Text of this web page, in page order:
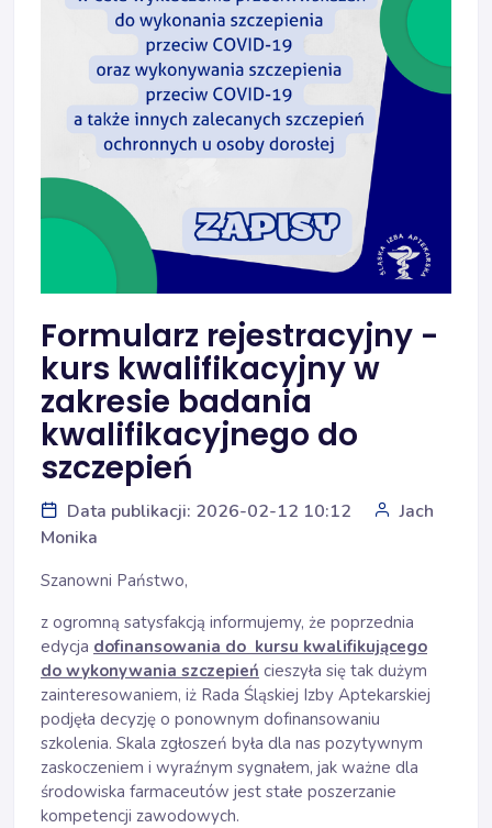
Formularz rejestracyjny -
kurs kwalifikacyjny w
zakresie badania
kwalifikacyjnego do
szczepień
Data publikacji: 2026-02-12 10:12
Jach
Monika
Szanowni Państwo,
z ogromną satysfakcją informujemy, że poprzednia
edycja dofinansowania do kursu kwalifikującego
do wykonywania szczepień cieszyła się tak dużym
zainteresowaniem, iż Rada Śląskiej Izby Aptekarskiej
podjęła decyzję o ponownym dofinansowaniu
szkolenia. Skala zgłoszeń była dla nas pozytywnym
zaskoczeniem i wyraźnym sygnałem, jak ważne dla
środowiska farmaceutów jest stałe poszerzanie
kompetencji zawodowych.